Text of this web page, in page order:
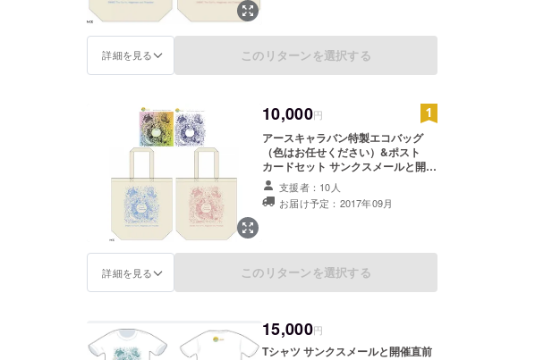
詳細を見る このリターンを選択する
10,000円
アースキャラバン特製エコバッグ
（色はお任せください）&ポスト
カードセット サンクスメールと開催
直前のご案内情報をお送りします。
支援者：10人
お届け予定：2017年09月
詳細を見る このリターンを選択する
15,000円
Tシャツ サンクスメールと開催直前